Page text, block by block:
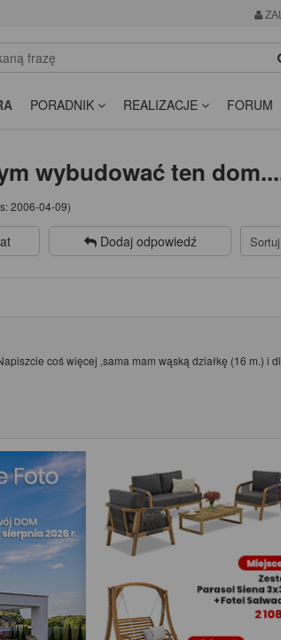
PORADNIK REALIZACJE FORUM
wybudować ten
2006-04-09)
Dodaj odpowiedź
coś więcej ,sama mam wąską działkę (16 m.) i